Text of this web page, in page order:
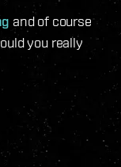
and of course
you really